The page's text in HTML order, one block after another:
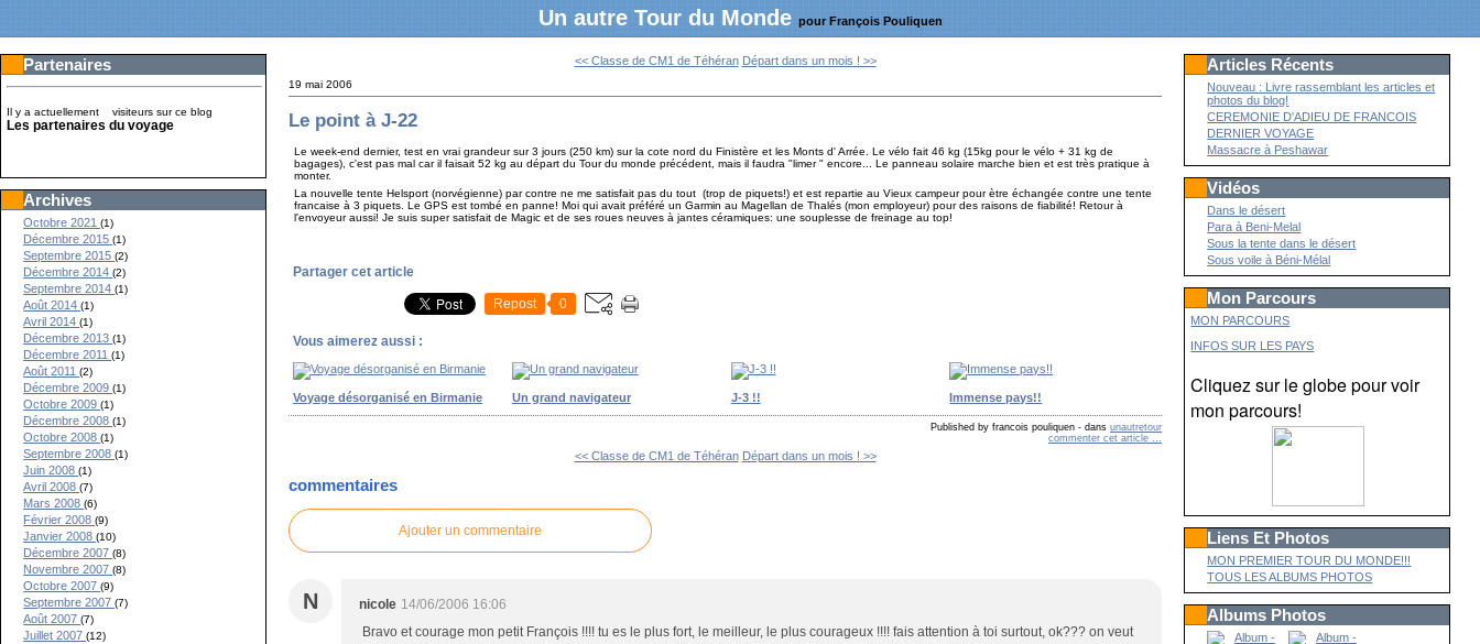
Un autre Tour du Monde pour François Pouliquen
Partenaires
Il y a actuellement visiteurs sur ce blog
Les partenaires du voyage
Archives
Octobre 2021(1)
Décembre 2015(1)
Septembre 2015(2)
Décembre 2014(2)
Septembre 2014(1)
Août 2014(1)
Avril 2014(1)
Décembre 2013(1)
Décembre 2011(1)
Août 2011(2)
Décembre 2009(1)
Octobre 2009(1)
Décembre 2008(1)
Octobre 2008(1)
Septembre 2008(1)
Juin 2008(1)
Avril 2008(7)
Mars 2008(6)
Février 2008(9)
Janvier 2008(10)
Décembre 2007(8)
Novembre 2007(8)
Octobre 2007(9)
Septembre 2007(7)
Août 2007(7)
Juillet 2007(12)
<< Classe de CM1 de Téhéran Départ dans un mois ! >>
19 mai 2006
Le point à J-22
Le week-end dernier, test en vrai grandeur sur 3 jours (250 km) sur la cote nord du Finistère et les Monts d' Arrée. Le vélo fait 46 kg (15kg pour le vélo + 31 kg de
bagages), c'est pas mal car il faisait 52 kg au départ du Tour du monde précédent, mais il faudra "limer " encore... Le panneau solaire marche bien et est très pratique à
monter.
La nouvelle tente Helsport (norvégienne) par contre ne me satisfait pas du tout (trop de piquets!) et est repartie au Vieux campeur pour ètre échangée contre une tente
francaise à 3 piquets. Le GPS est tombé en panne! Moi qui avait préféré un Garmin au Magellan de Thalés (mon employeur) pour des raisons de fiabilité! Retour à
l'envoyeur aussi! Je suis super satisfait de Magic et de ses roues neuves à jantes céramiques: une souplesse de freinage au top!
Partager cet article
Repost 0
Vous aimerez aussi :
Voyage désorganisé en Birmanie Un grand navigateur J-3 !! Immense pays!!
Published by francois pouliquen - dansunautretour
commenter cet article
<< Classe de CM1 de Téhéran Départ dans un mois ! >>
commentaires
Ajouter un commentaire
N nicole 14/06/2006 16:06
Bravo et courage mon petit François !!!! tu es le plus fort, le meilleur, le plus courageux !!!! fais attention à toi surtout, ok??? on veut
Articles Récents
Nouveau : Livre rassemblant les articles et
photos du blog!
CEREMONIE D'ADIEU DE FRANCOIS
DERNIER VOYAGE
Massacre à Peshawar
Vidéos
Dans le désert
Para à Beni-Melal
Sous la tente dans le désert
Sous voile à Béni-Mélal
Mon Parcours
MON PARCOURS
INFOS SUR LES PAYS
Cliquez sur le globe pour voir
mon parcours!
Liens Et Photos
MON PREMIER TOUR DU MONDE!!!
TOUS LES ALBUMS PHOTOS
Albums Photos